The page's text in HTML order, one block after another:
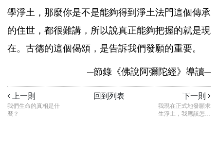
學淨土，那麼你是不是能夠得到淨土法門這個傳承
的住世，都很難講，所以說真正能夠把握的就是現
在。古德的這個偈頌，是告訴我們發願的重要。
─節錄《佛說阿彌陀經》導讀─
上一則
我們生命的真相是什
麼？
回到列表 下一則
我現在正式地發願求
生淨土，我應該怎麼